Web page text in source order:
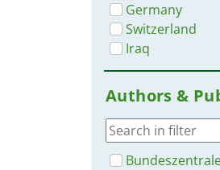
Germany
Switzerland
Iraq
Authors &